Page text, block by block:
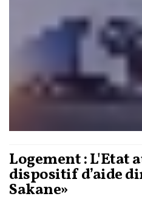
Logement : L'État
dispositif d’aide
Sakane»